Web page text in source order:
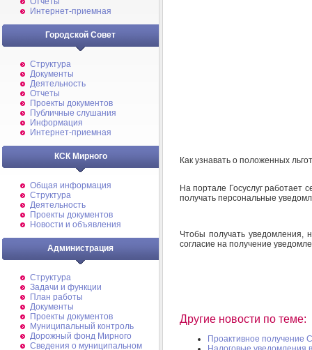
Интернет-приемная
Городской Совет
Структура
Документы
Деятельность
Отчеты
Проекты документов
Публичные слушания
Информация
Интернет-приемная
КСК Мирного
Общая информация
Структура
Деятельность
Проекты документов
Новости и объявления
Администрация
Структура
Задачи и функции
План работы
Документы
Проекты документов
Муниципальный контроль
Дорожный фонд Мирного
Cведения о муниципальном
Как узнавать о положенных
На портале Госуслуг работает
получать персональные
Чтобы получать уведомления,
согласие на получение
Другие новости по теме:
Проактивное получение